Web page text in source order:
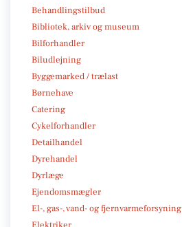
Behandlingstilbud
Bibliotek, arkiv og museum
Bilforhandler
Biludlejning
Byggemarked / trælast
Børnehave
Catering
Cykelforhandler
Detailhandel
Dyrehandel
Dyrlæge
Ejendomsmægler
El-, gas-, vand- og fjernvarmeforsyning
Elektriker